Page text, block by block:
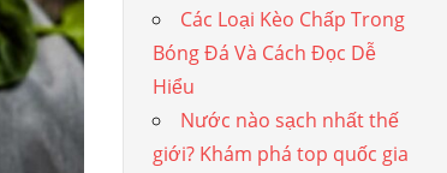
Các Loại Kèo Chấp Trong
Bóng Đá Và Cách Đọc Dễ
Hiểu
Nước nào sạch nhất thế
giới? Khám phá top quốc gia